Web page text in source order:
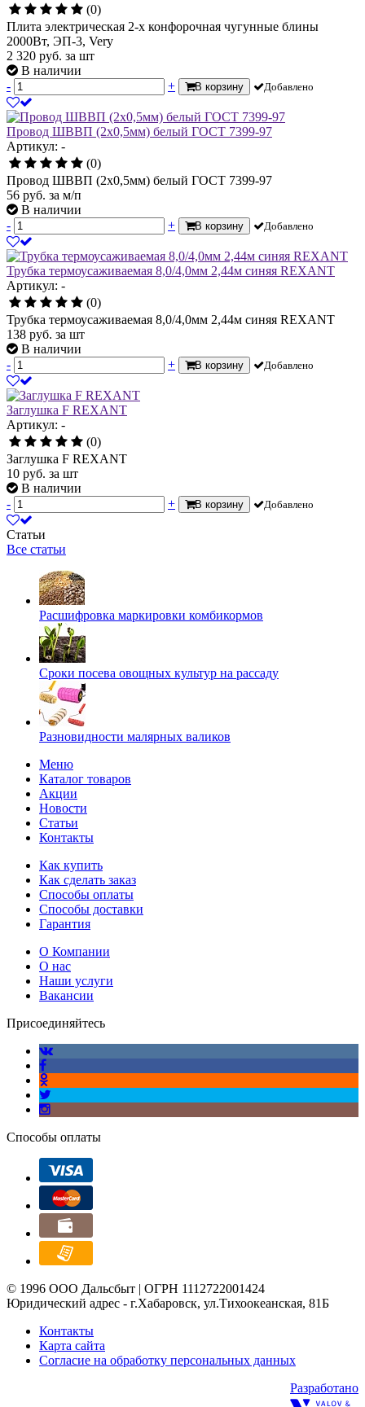
(0)
Плита электрическая 2-х конфорочная чугунные блины
2000Вт, ЭП-3, Very
2 320 руб. за шт
В наличии
-
+ В корзину Добавлено
Провод ШВВП (2х0,5мм) белый ГОСТ 7399-97
Артикул: -
(0)
Провод ШВВП (2х0,5мм) белый ГОСТ 7399-97
56 руб. за м/п
В наличии
-
+ В корзину Добавлено
Трубка термоусаживаемая 8,0/4,0мм 2,44м синяя REXANT
Артикул: -
(0)
Трубка термоусаживаемая 8,0/4,0мм 2,44м синяя REXANT
138 руб. за шт
В наличии
-
+ В корзину Добавлено
Заглушка F REXANT
Артикул: -
(0)
Заглушка F REXANT
10 руб. за шт
В наличии
-
+ В корзину Добавлено
Статьи
Все статьи
Расшифровка маркировки комбикормов
Сроки посева овощных культур на рассаду
Разновидности малярных валиков
Меню
Каталог товаров
Акции
Новости
Статьи
Контакты
Как купить
Как сделать заказ
Способы оплаты
Способы доставки
Гарантия
О Компании
О нас
Наши услуги
Вакансии
Присоединяйтесь
Способы оплаты
© 1996 ООО Дальсбыт | ОГРН 1112722001424
Юридический адрес - г.Хабаровск, ул.Тихоокеанская, 81Б
Контакты
Карта сайта
Согласие на обработку персональных данных
Разработано